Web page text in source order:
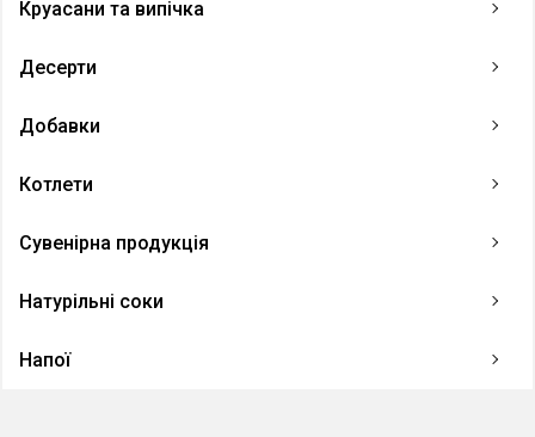
Круасани та випічка
Десерти
Добавки
Котлети
Сувенірна продукція
Натурільні соки
Напої